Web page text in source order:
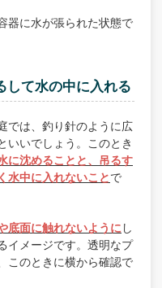
器に水が張られた状態で
して水の中に入れる
では、釣り針のように広
いいでしょう。このとき
に沈めることと、吊るす
水中に入れないことで
底面に触れないように し
イメージです。透明なプ
このときに横から確認で